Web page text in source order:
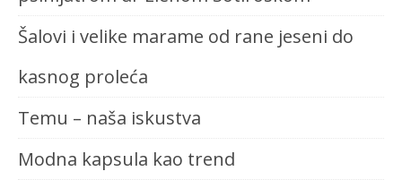
Šalovi i velike marame od rane jeseni do
kasnog proleća
Temu – naša iskustva
Modna kapsula kao trend